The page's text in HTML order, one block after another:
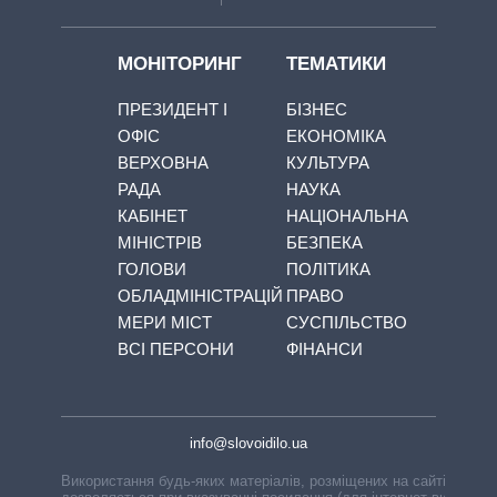
МОНІТОРИНГ
ПРЕЗИДЕНТ І
ОФІС
ВЕРХОВНА
РАДА
КАБІНЕТ
МІНІСТРІВ
ГОЛОВИ
ОБЛАДМІНІСТРАЦІЙ
МЕРИ МІСТ
ВСІ ПЕРСОНИ
ТЕМАТИКИ
БІЗНЕС
ЕКОНОМІКА
КУЛЬТУРА
НАУКА
НАЦІОНАЛЬНА
БЕЗПЕКА
ПОЛІТИКА
ПРАВО
СУСПІЛЬСТВО
ФІНАНСИ
info@slovoidilo.ua
Використання будь-яких матеріалів, розміщених на сайті,